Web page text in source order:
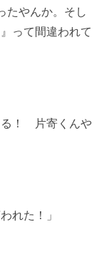
たやんか。そし
って間違われて
る！ 片寄くんや
れた！」